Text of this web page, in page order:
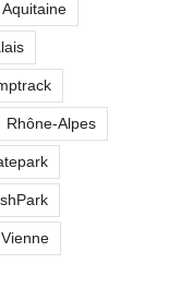
Skatepark de
Aquitaine
Rhône-Alpes
Vienne